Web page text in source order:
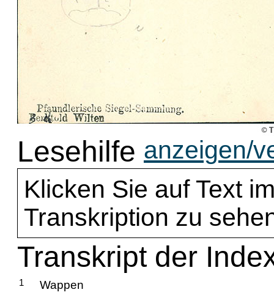
Lesehilfe anzeigen/
Klicken Sie auf Text
Transkription zu
Transkript der
1 Wappen